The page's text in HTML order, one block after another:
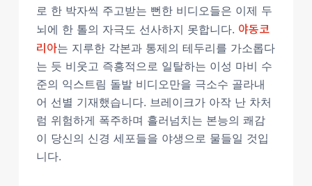
로 한 박자씩 주고받는 뻔한 비디오들은 이제 두
뇌에 한 톨의 자극도 선사하지 못합니다. 야동코
리아는 지루한 각본과 통제의 테두리를 가소롭다
는 듯 비웃고 즉흥적으로 일탈하는 이성 마비 수
준의 익스트림 돌발 비디오만을 극소수 골라내
어 선별 기재했습니다. 브레이크가 아작 난 차처
럼 위험하게 폭주하며 흘러넘치는 본능의 쾌감
이 당신의 신경 세포들을 야생으로 물들일 것입
니다.